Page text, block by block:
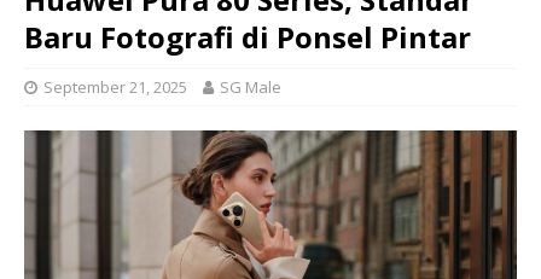
Baru Fotografi di Ponsel Pintar
September 21, 2025 SG Male